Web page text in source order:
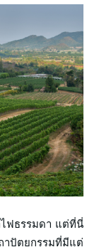
ฟธรรมดา แต่ที่นี่
าปัตยกรรมที่มีแต่